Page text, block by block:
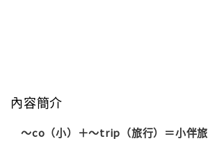
內容簡介
～co（小）＋～trip（旅行）＝小伴旅